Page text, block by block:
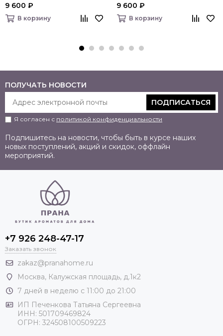
9 600 ₽
В корзину
9 600 ₽
В корзину
ПОЛУЧАТЬ НОВОСТИ
ПОДПИСАТЬСЯ
Я согласен с политикой конфиденциальности
Подпишитесь на новости, чтобы быть в курсе наших
новых поступлений, акций и скидок, оффлайн
мероприятий.
+7 926 248-47-17
Заказать звонок
zakaz@pranahome.ru
Москва, Калужская площадь, д.1к2
7 дней в неделю с 11:00 до 21:00
ИП Печенкова Татьяна Сергеевна
ИНН: 501709469824
ОГРН: 324508100509223